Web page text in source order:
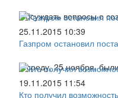
Обсуждать вопросы о
25.11.2015 10:39
Газпром остановил
В среду, 25 ноября,
19.11.2015 11:54
Кто получил